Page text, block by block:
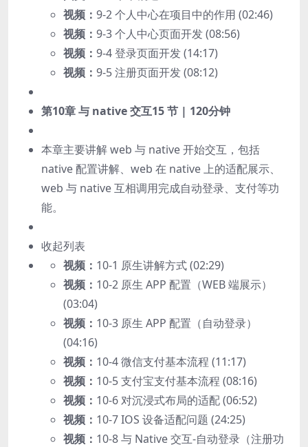
视频： 9-2 个人中心在项目中的作用 (02:46)
视频： 9-3 个人中心页面开发 (08:56)
视频： 9-4 登录页面开发 (14:17)
视频： 9-5 注册页面开发 (08:12)
第10章 与 native 交互15 节 | 120分钟
本章主要讲解 web 与 native 开始交互，包括
native 配置讲解、web 在 native 上的适配展示、
web 与 native 互相调用完成自动登录、支付等功
能。
收起列表
视频： 10-1 原生讲解方式 (02:29)
视频： 10-2 原生 APP 配置（WEB 端展示）
(03:04)
视频： 10-3 原生 APP 配置（自动登录）
(04:16)
视频： 10-4 微信支付基本流程 (11:17)
视频： 10-5 支付宝支付基本流程 (08:16)
视频： 10-6 对沉浸式布局的适配 (06:52)
视频： 10-7 IOS 设备适配问题 (24:25)
视频： 10-8 与 Native 交互-自动登录（注册功